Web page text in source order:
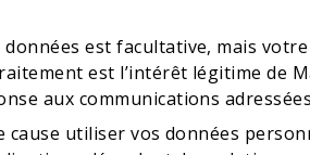
est facultative, mais
est l’intérêt légitime de
aux communications
utiliser vos données